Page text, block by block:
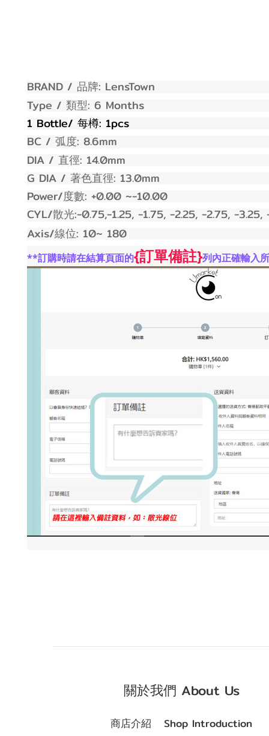
BRAND / 品牌: LensTown
Type / 類型: 6 Months
1 Bottle/ 每樽: 1pcs
BC / 弧度: 8.6mm
DIA / 直徑: 14.0mm
G DIA / 著色直徑: 13.0mm
Power/度數: +0.00 ~-10.00
CYL/散光:-0.75,-1.25, -1.75, -2.25, -2.75, -
Axis/線位: 10~ 180
**訂購時請在結算頁面的{訂單備註}列內正確輸入
關於我們 About Us
商店介紹 Shop Introduction